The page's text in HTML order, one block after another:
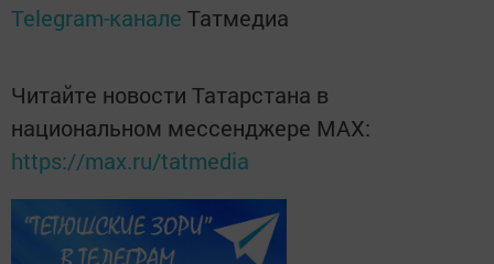
Telegram-канале Татмедиа
Читайте новости Татарстана в
национальном мессенджере MАХ:
https://max.ru/tatmedia